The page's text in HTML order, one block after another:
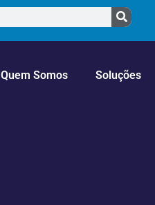
Quem Somos Soluções